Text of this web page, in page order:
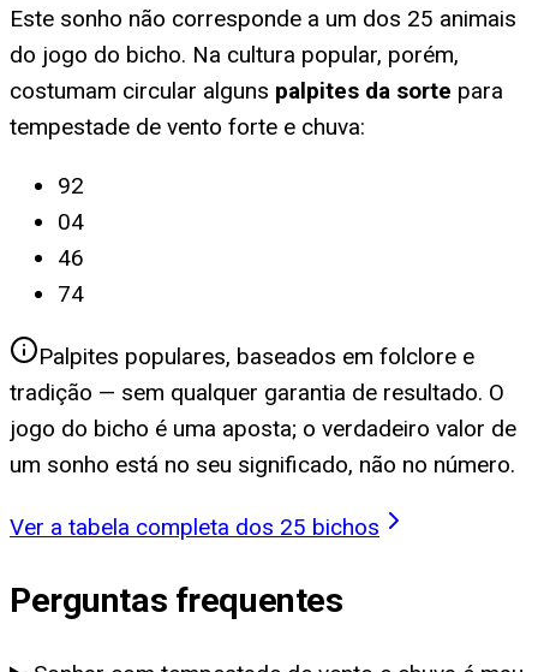
Este sonho não corresponde a um dos 25 animais
do jogo do bicho. Na cultura popular, porém,
costumam circular alguns palpites da sorte para
tempestade de vento forte e chuva:
92
04
46
74
Palpites populares, baseados em folclore e
tradição — sem qualquer garantia de resultado. O
jogo do bicho é uma aposta; o verdadeiro valor de
um sonho está no seu significado, não no número.
Ver a tabela completa dos 25 bichos
Perguntas frequentes